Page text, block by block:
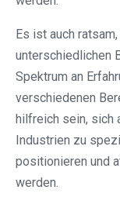
Es ist auch
unterschiedlichen
Spektrum an
verschiedenen
hilfreich sein, sich
Industrien zu
positionieren und
werden.